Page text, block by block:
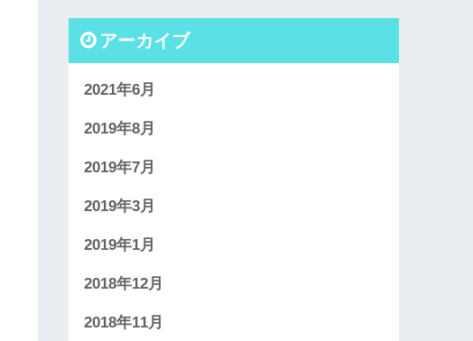
アーカイブ
2021年6月
2019年8月
2019年7月
2019年3月
2019年1月
2018年12月
2018年11月